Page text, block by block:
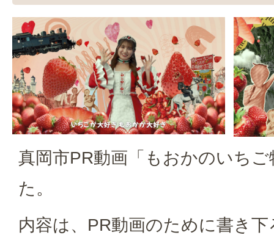
真岡市PR動画「もおかのいち
た。
内容は、PR動画のために書き